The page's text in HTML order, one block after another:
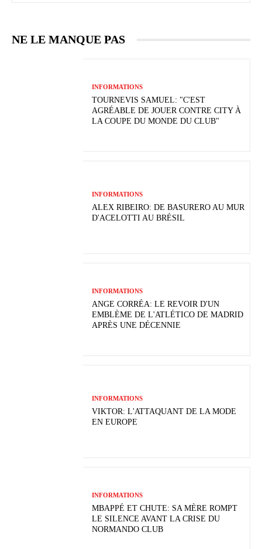
NE LE MANQUE PAS
INFORMATIONS
TOURNEVIS SAMUEL: "C'EST
AGRÉABLE DE JOUER CONTRE CITY À
LA COUPE DU MONDE DU CLUB"
INFORMATIONS
ALEX RIBEIRO: DE BASURERO AU MUR
D'ACELOTTI AU BRÉSIL
INFORMATIONS
ANGE CORRÉA: LE REVOIR D'UN
EMBLÈME DE L'ATLÉTICO DE MADRID
APRÈS UNE DÉCENNIE
INFORMATIONS
VIKTOR: L'ATTAQUANT DE LA MODE
EN EUROPE
INFORMATIONS
MBAPPÉ ET CHUTE: SA MÈRE ROMPT
LE SILENCE AVANT LA CRISE DU
NORMANDO CLUB